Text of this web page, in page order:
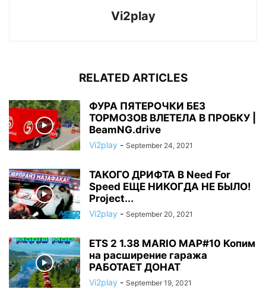
Vi2play
RELATED ARTICLES
ФУРА ПЯТЕРОЧКИ БЕЗ
ТОРМОЗОВ ВЛЕТЕЛА В ПРОБКУ |
BeamNG.drive
Vi2play - September 24, 2021
ТАКОГО ДРИФТА В Need For
Speed ЕЩЕ НИКОГДА НЕ БЫЛО!
Project...
Vi2play - September 20, 2021
ETS 2 1.38 MARIO MAP#10 Копим
на расширение гаража
РАБОТАЕТ ДОНАТ
Vi2play - September 19, 2021